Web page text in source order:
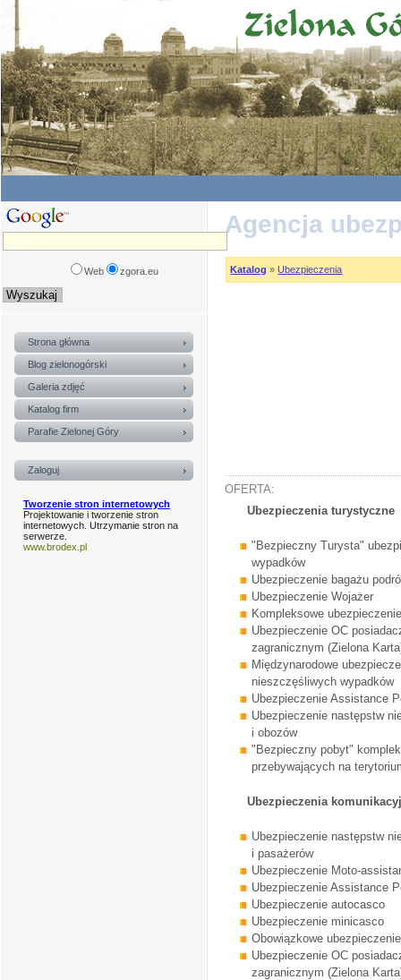
Agencja
Katalog »Ubezpieczenia
OFERTA:
Ubezpieczenia turystyczne
"Bezpieczny Turysta"
wypadków
Ubezpieczenie bagażu
Ubezpieczenie Wojażer
Kompleksowe
Ubezpieczenie OC
zagranicznym (Zielona
Międzynarodowe
nieszczęśliwych wypadków
Ubezpieczenie Assistance
Ubezpieczenie następstw
i obozów
"Bezpieczny pobyt"
przebywających na
Ubezpieczenia
Ubezpieczenie następstw
i pasażerów
Ubezpieczenie Moto-
Ubezpieczenie Assistance
Ubezpieczenie autocasco
Ubezpieczenie minicasco
Obowiązkowe
Ubezpieczenie OC
zagranicznym (Zielona
Web zgora.eu
Strona główna
Blog zielonogórski
Galeria zdjęć
Katalog firm
Parafie Zielonej Góry
Zaloguj
Tworzenie stron internetowych
Projektowanie i tworzenie stron
internetowych. Utrzymanie stron na
serwerze.
www.brodex.pl